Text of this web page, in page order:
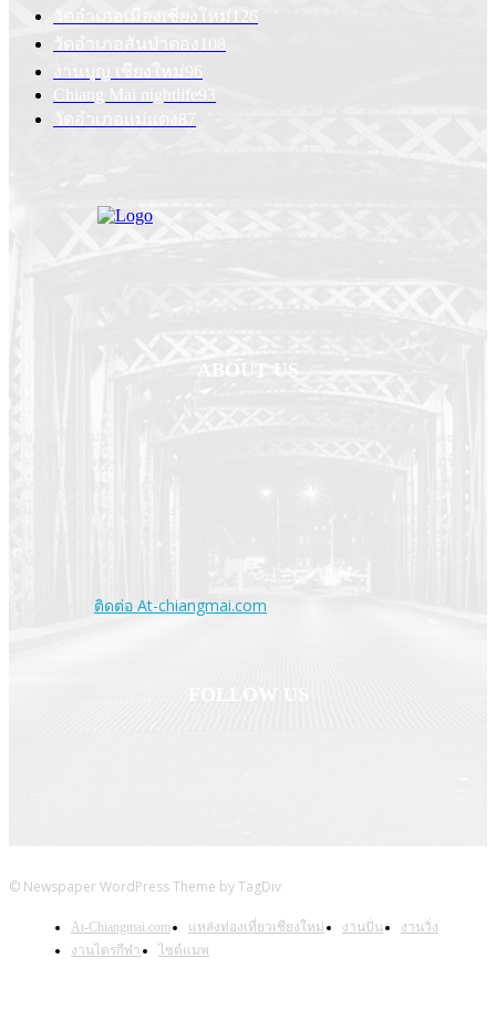
วัดอำเภอเมืองเชียงใหม่
126
วัดอำเภอสันป่าตอง
108
งานบุญ เชียงใหม่96
Chiang Mai nightlife93
วัดอำเภอแม่แตง 87
ABOUT US
ติดต่อ At-chiangmai.com
© Newspaper WordPress Theme by TagDiv
At-Chiangmai.com แหล่งท่องเที่ยวเชียงใหม่ งานปั่น
งานวิ่ง
งานไตรกีฬา
ไซต์แมพ